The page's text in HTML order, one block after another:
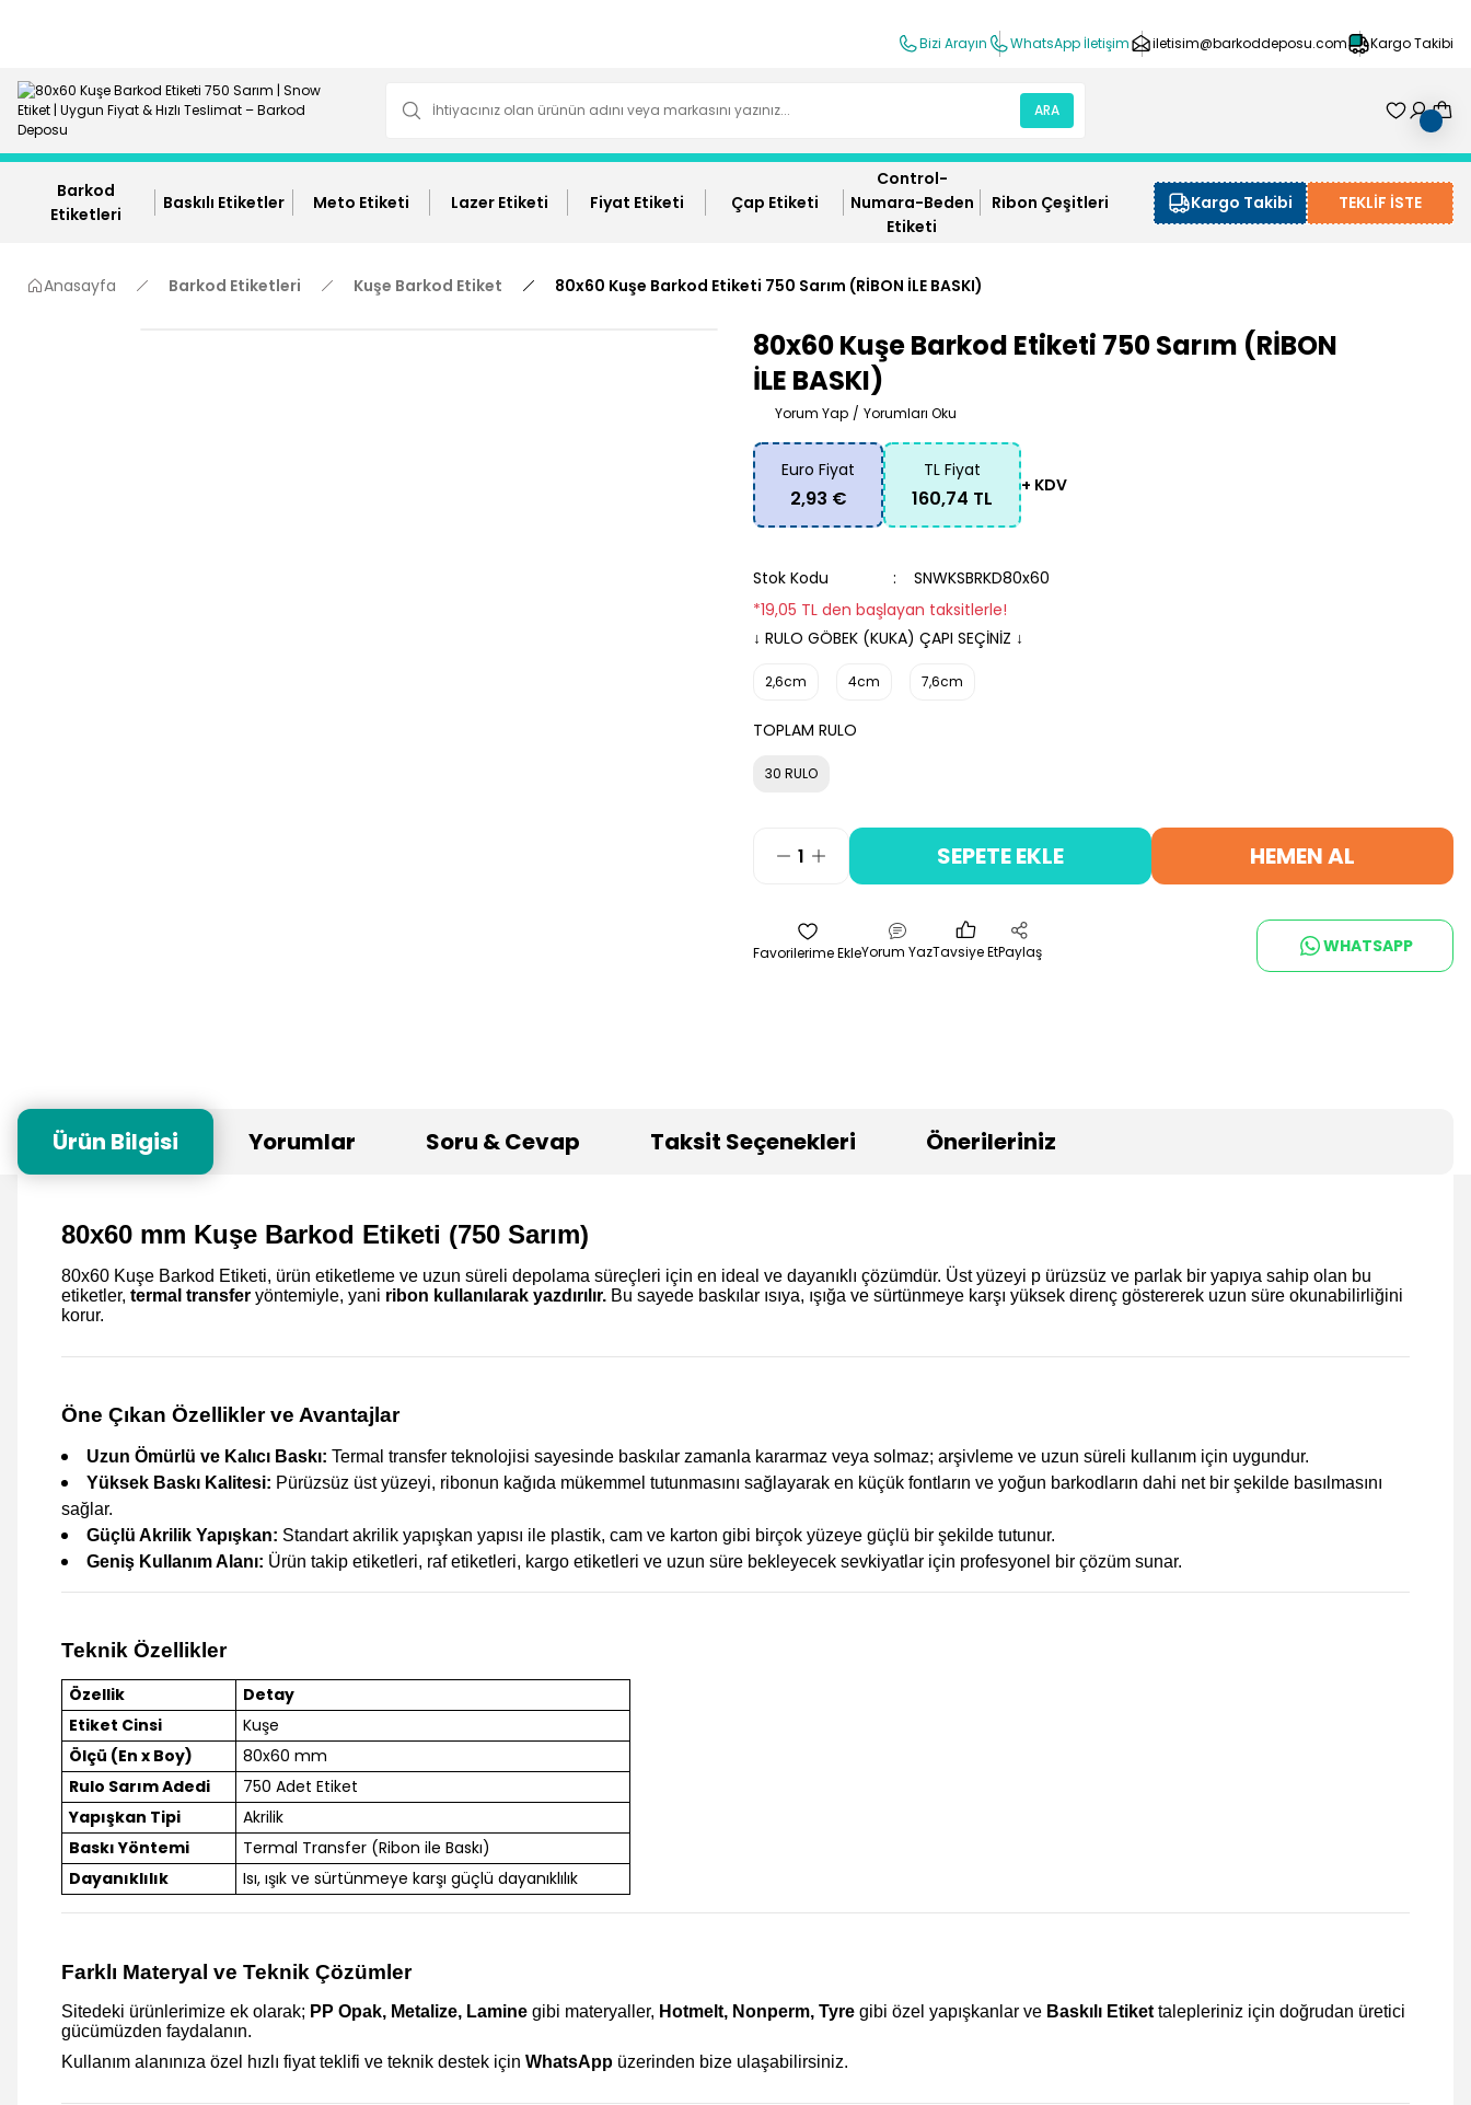
Bizi Arayın WhatsApp İletişim iletisim@barkoddeposu.com Kargo Takibi
ARA
Barkod
Etiketleri
Baskılı Etiketler Meto Etiketi Lazer Etiketi Fiyat Etiketi Çap Etiketi
Control-
Numara-Beden
Etiketi
Ribon Çeşitleri Kargo Takibi TEKLİF İSTE
Anasayfa Barkod Etiketleri Kuşe Barkod Etiket 80x60 Kuşe Barkod Etiketi 750 Sarım (RİBON İLE BASKI)
80x60 Kuşe Barkod Etiketi 750 Sarım (RİBON
İLE BASKI)
Yorum Yap / Yorumları Oku
Euro Fiyat
2,93 €
TL Fiyat
160,74 TL
+ KDV
Stok Kodu
SNWKSBRKD80x60
*19,05 TL den başlayan taksitlerle!
↓ RULO GÖBEK (KUKA) ÇAPI SEÇİNİZ ↓
2,6cm 4cm 7,6cm
TOPLAM RULO
30 RULO
SEPETE EKLE HEMEN AL
Yorum YazTavsiye EtPaylaş WHATSAPP
Ürün Bilgisi Yorumlar Soru & Cevap Taksit Seçenekleri Önerileriniz
80x60 mm Kuşe Barkod Etiketi (750 Sarım)
80x60 Kuşe Barkod Etiketi, ürün etiketleme ve uzun süreli depolama süreçleri için en ideal ve dayanıklı çözümdür. Üst yüzeyi p ürüzsüz ve parlak bir yapıya sahip olan bu
etiketler, termal transfer yöntemiyle, yani ribon kullanılarak yazdırılır. Bu sayede baskılar ısıya, ışığa ve sürtünmeye karşı yüksek direnç göstererek uzun süre okunabilirliğini
korur.
Öne Çıkan Özellikler ve Avantajlar
Uzun Ömürlü ve Kalıcı Baskı: Termal transfer teknolojisi sayesinde baskılar zamanla kararmaz veya solmaz; arşivleme ve uzun süreli kullanım için uygundur.
Yüksek Baskı Kalitesi: Pürüzsüz üst yüzeyi, ribonun kağıda mükemmel tutunmasını sağlayarak en küçük fontların ve yoğun barkodların dahi net bir şekilde basılmasını
sağlar.
Güçlü Akrilik Yapışkan: Standart akrilik yapışkan yapısı ile plastik, cam ve karton gibi birçok yüzeye güçlü bir şekilde tutunur.
Geniş Kullanım Alanı: Ürün takip etiketleri, raf etiketleri, kargo etiketleri ve uzun süre bekleyecek sevkiyatlar için profesyonel bir çözüm sunar.
Teknik Özellikler
Özellik
Detay
Etiket Cinsi
Kuşe
Ölçü (En x Boy)
80x60 mm
Rulo Sarım Adedi
750 Adet Etiket
Yapışkan Tipi
Akrilik
Baskı Yöntemi
Termal Transfer (Ribon ile Baskı)
Dayanıklılık
Isı, ışık ve sürtünmeye karşı güçlü dayanıklılık
Farklı Materyal ve Teknik Çözümler
Sitedeki ürünlerimize ek olarak; PP Opak, Metalize, Lamine gibi materyaller, Hotmelt, Nonperm, Tyre gibi özel yapışkanlar ve Baskılı Etiket talepleriniz için doğrudan üretici
gücümüzden faydalanın.
Kullanım alanınıza özel hızlı fiyat teklifi ve teknik destek için WhatsApp üzerinden bize ulaşabilirsiniz.